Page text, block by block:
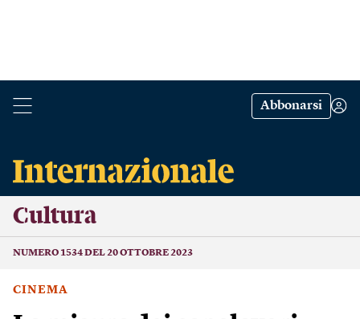
Abbonarsi
Cultura
NUMERO 1534 DEL 20 OTTOBRE 2023
CINEMA